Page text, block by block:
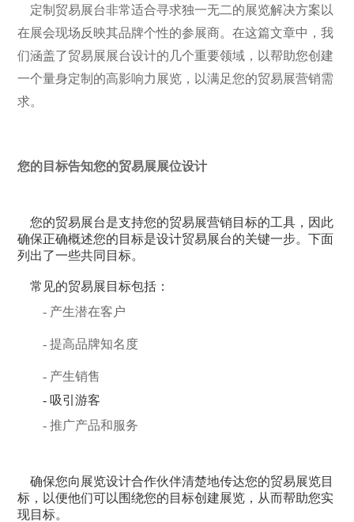
定制贸易展台非常适合寻求独一无二的展览解决方案以
在展会现场反映其品牌个性的参展商。在这篇文章中，我
们涵盖了贸易展展台设计的几个重要领域，以帮助您创建
一个量身定制的高影响力展览，以满足您的贸易展营销需
求。
您的目标告知您的贸易展展位设计
您的贸易展台是支持您的贸易展营销目标的工具，因此
确保正确概述您的目标是设计贸易展台的关键一步。下面
列出了一些共同目标。
常见的贸易展目标包括：
- 产生潜在客户
- 提高品牌知名度
- 产生销售
- 吸引游客
- 推广产品和服务
确保您向展览设计合作伙伴清楚地传达您的贸易展览目
标，以便他们可以围绕您的目标创建展览，从而帮助您实
现目标。